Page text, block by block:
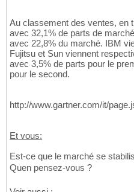
Au classement des ventes, en
avec 32,1% de parts de
avec 22,8% du marché. IBM
Fujitsu et Sun viennent
avec 3,5% de parts pour le
pour le second.
http://www.gartner.com/it/
Et vous:
Est-ce que le marché se
Quen pensez-vous ?